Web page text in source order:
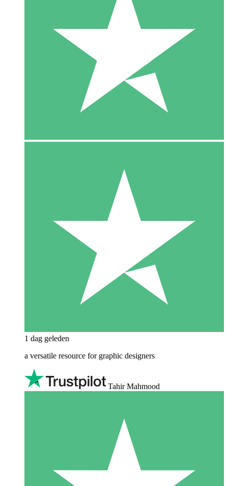
1 dag geleden
a versatile resource for graphic designers
Tahir Mahmood